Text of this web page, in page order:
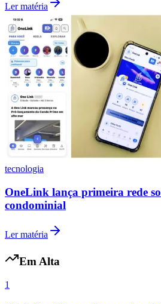
2
Vestibular das Fatecs abre inscrições
13 mil vagas